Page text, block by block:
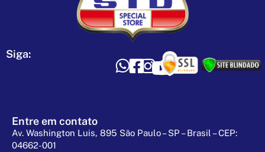
Siga:
Entre em contato
Av. Washington Luis, 895 São Paulo – SP – Brasil – CEP:
04662-001